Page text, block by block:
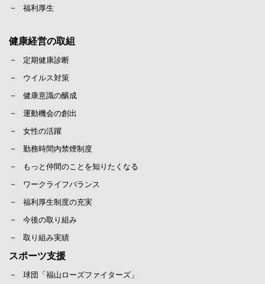
福利厚生
健康経営の取組
定期健康診断
ウイルス対策
健康意識の醸成
運動機会の創出
女性の活躍
勤務時間内禁煙制度
もっと仲間のことを知りたくなる
ワークライフバランス
福利厚生制度の充実
今後の取り組み
取り組み実績
スポーツ支援
球団「福山ローズファイターズ」